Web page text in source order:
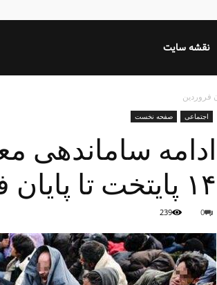
نقشه سایت
اجتماعی صفحه نخست
ادامه ساماندهی
۱۴ پایتخت تا پایان فروردین
0
239